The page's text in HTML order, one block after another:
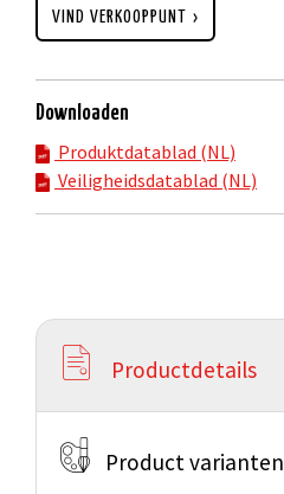
VIND VERKOOPPUNT
Downloaden
Produktdatablad (NL)
Veiligheidsdatablad (NL)
Productdetails
Product varianten